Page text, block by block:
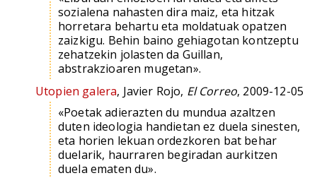
sozialena nahasten dira maiz, eta hitzak
horretara behartu eta moldatuak opatzen
zaizkigu. Behin baino gehiagotan kontzeptu
zehatzekin jolasten da Guillan,
abstrakzioaren mugetan».
Utopien galera, Javier Rojo, El Correo, 2009-12-05
«Poetak adierazten du mundua azaltzen
duten ideologia handietan ez duela sinesten,
eta horien lekuan ordezkoren bat behar
duelarik, haurraren begiradan aurkitzen
duela ematen du».